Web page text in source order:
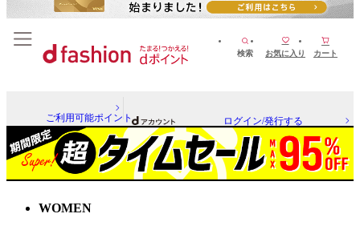
検索 お気に入り カート
ご利用可能ポイント ログイン/発行する
WOMEN